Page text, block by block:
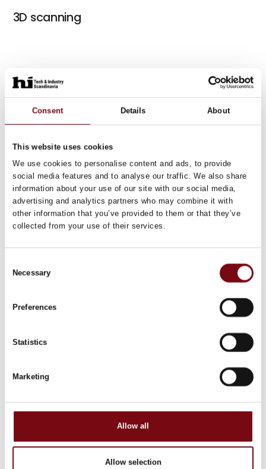
Consent Details About
This website uses cookies
We use cookies to personalise content and ads, to provide
social media features and to analyse our traffic. We also share
information about your use of our site with our social media,
advertising and analytics partners who may combine it with
other information that you’ve provided to them or that they’ve
collected from your use of their services.
Selection
Necessary
Preferences
Statistics
Marketing
Allow all
Allow selection
3D scanning
Lodning af Wolframplatter
Keramiske slitageløsninger
Hardface plader
Specialsvejsning